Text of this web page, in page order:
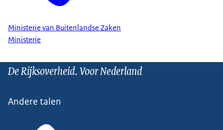
Ministerie van Buitenlandse Zaken
Ministerie
De Rijksoverheid. Voor Nederland
Andere talen